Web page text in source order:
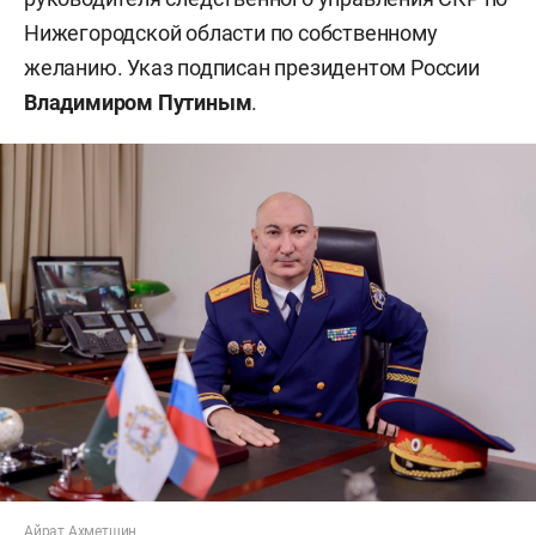
Нижегородской области по собственному
желанию. Указ подписан президентом России
Владимиром Путиным.